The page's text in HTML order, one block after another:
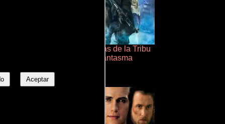
Aceptar
Cronicas de la Tribu
Fantasma